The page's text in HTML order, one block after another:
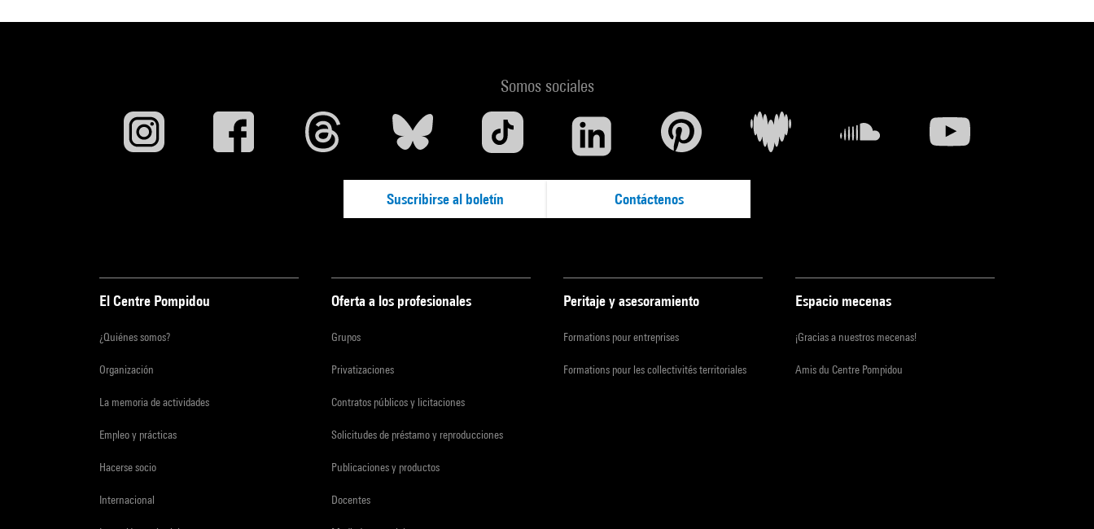
Somos sociales
Suscribirse al boletín Contáctenos
El Centre Pompidou
¿Quiénes somos?
Organización
La memoria de actividades
Empleo y prácticas
Hacerse socio
Internacional
Oferta a los profesionales
Grupos
Privatizaciones
Contratos públicos y licitaciones
Solicitudes de préstamo y reproducciones
Publicaciones y productos
Docentes
Peritaje y asesoramiento
Formations pour entreprises
Formations pour les collectivités territoriales
Espacio mecenas
¡Gracias a nuestros mecenas!
Amis du Centre Pompidou